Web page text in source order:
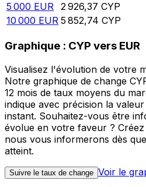
5 000 EUR 2 926,37 CYP
10 000 EUR 5 852,74 CYP
Graphique : CYP vers EUR
Visualisez l'évolution de votre
Notre graphique de change
12 mois de taux moyens du
indique avec précision la
instant. Souhaitez-vous être
évolue en votre faveur ?
nous vous informerons dès
atteint.
Suivre le taux de change Voir le